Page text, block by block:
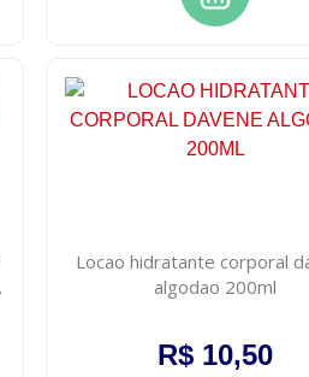
Locao hidratante corporal
algodao 200ml
R$ 10,50